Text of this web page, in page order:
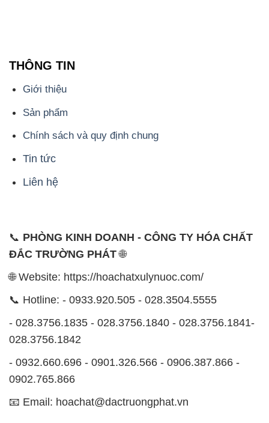
THÔNG TIN
Giới thiệu
Sản phẩm
Chính sách và quy định chung
Tin tức
Liên hệ
📞 PHÒNG KINH DOANH - CÔNG TY HÓA CHẤT
ĐẮC TRƯỜNG PHÁT🌐
🌐 Website: https://hoachatxulynuoc.com/
📞 Hotline: - 0933.920.505 - 028.3504.5555
- 028.3756.1835 - 028.3756.1840 - 028.3756.1841-
028.3756.1842
- 0932.660.696 - 0901.326.566 - 0906.387.866 -
0902.765.866
📧 Email: hoachat@dactruongphat.vn